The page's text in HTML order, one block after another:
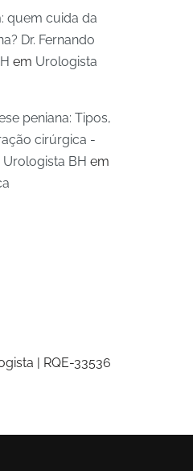
quem cuida da
Dr. Fernando
em Urologista
peniana: Tipos,
cirúrgica -
Urologista BH em
| RQE-33536